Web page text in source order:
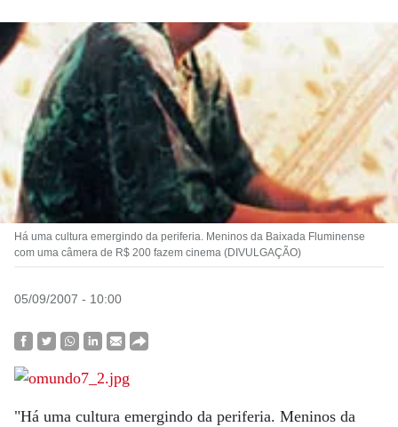
Há uma cultura emergindo da periferia. Meninos da Baixada Fluminense
com uma câmera de R$ 200 fazem cinema (DIVULGAÇÃO)
05/09/2007 - 10:00
"Há uma cultura emergindo da periferia. Meninos da